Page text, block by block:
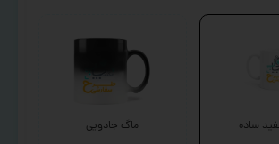
ساده ماگ جادویی